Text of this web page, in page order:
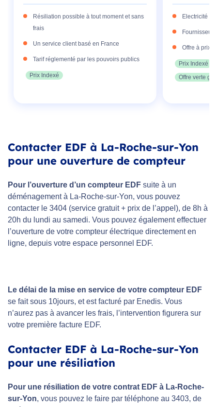
Résiliation possible à tout moment et sans
frais
Un service client basé en France
Tarif réglementé par les pouvoirs publics
Prix Indexé
Electricité
Fournisseur
Offre à prix
Prix Indexé
Offre verte
Contacter EDF à La-Roche-sur-Yon
pour une ouverture de compteur
Pour l’ouverture d’un compteur EDF suite à un
déménagement à La-Roche-sur-Yon, vous pouvez
contacter le 3404 (service gratuit + prix de l’appel), de 8h à
20h du lundi au samedi. Vous pouvez également effectuer
l’ouverture de votre compteur électrique directement en
ligne, depuis votre espace personnel EDF.
Le délai de la mise en service de votre compteur EDF
se fait sous 10jours, et est facturé par Enedis. Vous
n’aurez pas à avancer les frais, l’intervention figurera sur
votre première facture EDF.
Contacter EDF à La-Roche-sur-Yon
pour une résiliation
Pour une résiliation de votre contrat EDF à La-Roche-
sur-Yon, vous pouvez le faire par téléphone au 3403, de